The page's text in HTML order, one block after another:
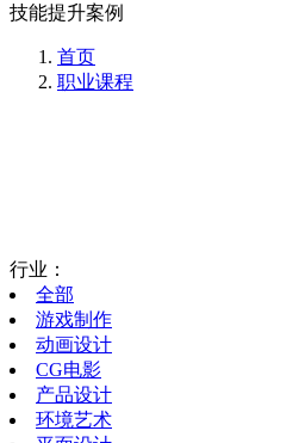
技能提升案例
首页
职业课程
行业：
全部
游戏制作
动画设计
CG电影
产品设计
环境艺术